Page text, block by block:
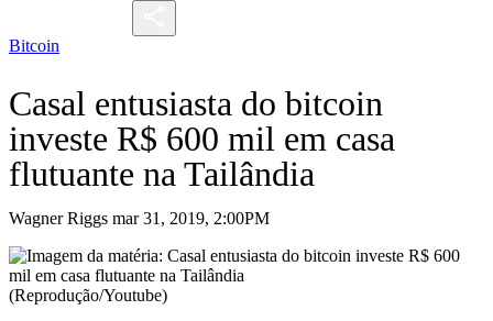
Bitcoin
Casal entusiasta do bitcoin
investe R$ 600 mil em casa
flutuante na Tailândia
Wagner Riggs mar 31, 2019, 2:00PM
(Reprodução/Youtube)